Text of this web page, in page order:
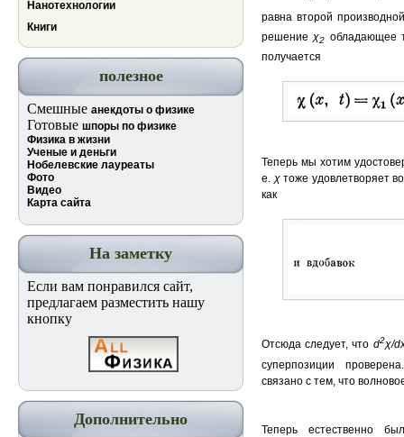
Нанотехнологии
Книги
полезное
Смешные анекдоты о физике
Готовые шпоры по физике
Физика в жизни
Ученые и деньги
Нобелевские лауреаты
Фото
Видео
Карта сайта
На заметку
Если вам понравился сайт,
предлагаем разместить нашу
кнопку
Дополнительно
равна второй
решениеχ2 обладающее
получается
Теперь мы хотим
е. χ тоже удовлетворяет
как
Отсюда следует, что d2χ/d
суперпозиции
связано с тем, что
Теперь естественно